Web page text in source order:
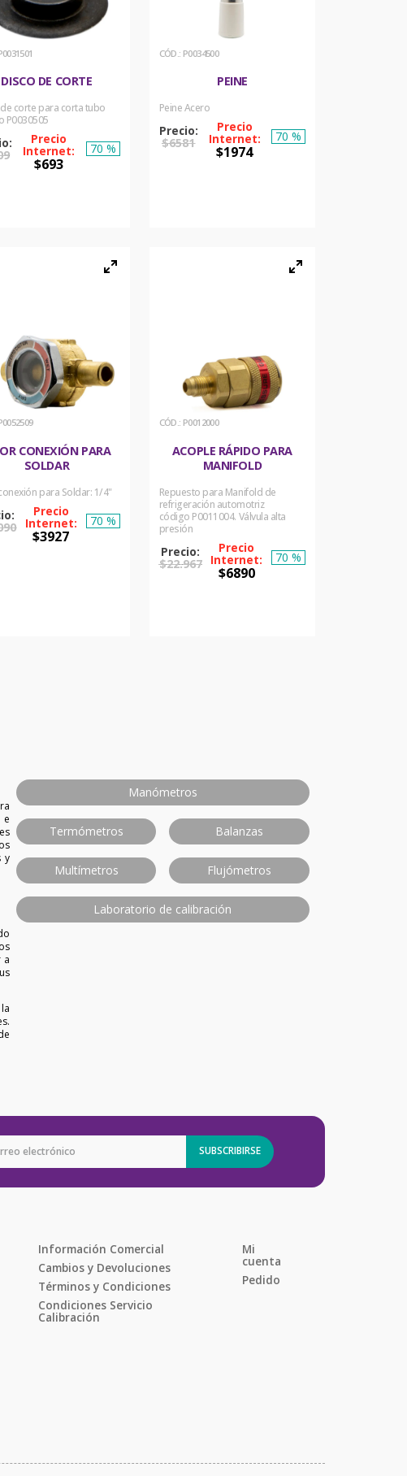
DISCO DE CORTE
corte para corta tubo
P0030505
$693
70 %
: P0034500
PEINE
Peine Acero
$6581
$1974
70 %
CONEXIÓN PARA
SOLDAR
para Soldar: 1/4"
$3927
70 %
: P0012000
ACOPLE RÁPIDO PARA
MANIFOLD
Repuesto para Manifold de
refrigeración automotriz
código P0011004. Válvula alta
presión
$22.967
$6890
70 %
e
y
a
Manómetros
Termómetros Balanzas
Multímetros Flujómetros
Laboratorio de calibración
SUBSCRIBIRSE
Información Comercial
Cambios y Devoluciones
Términos y Condiciones
Condiciones Servicio
Calibración
Mi
cuenta
Pedido